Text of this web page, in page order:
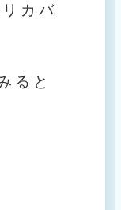
カバ
ると